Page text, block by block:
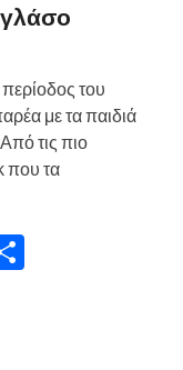
γλάσο
περίοδος του
με τα παιδιά
τις πιο
που τα